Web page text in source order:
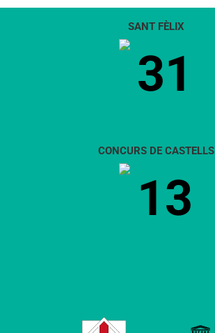
SANT FÈLIX
31
CONCURS DE CASTELLS
13